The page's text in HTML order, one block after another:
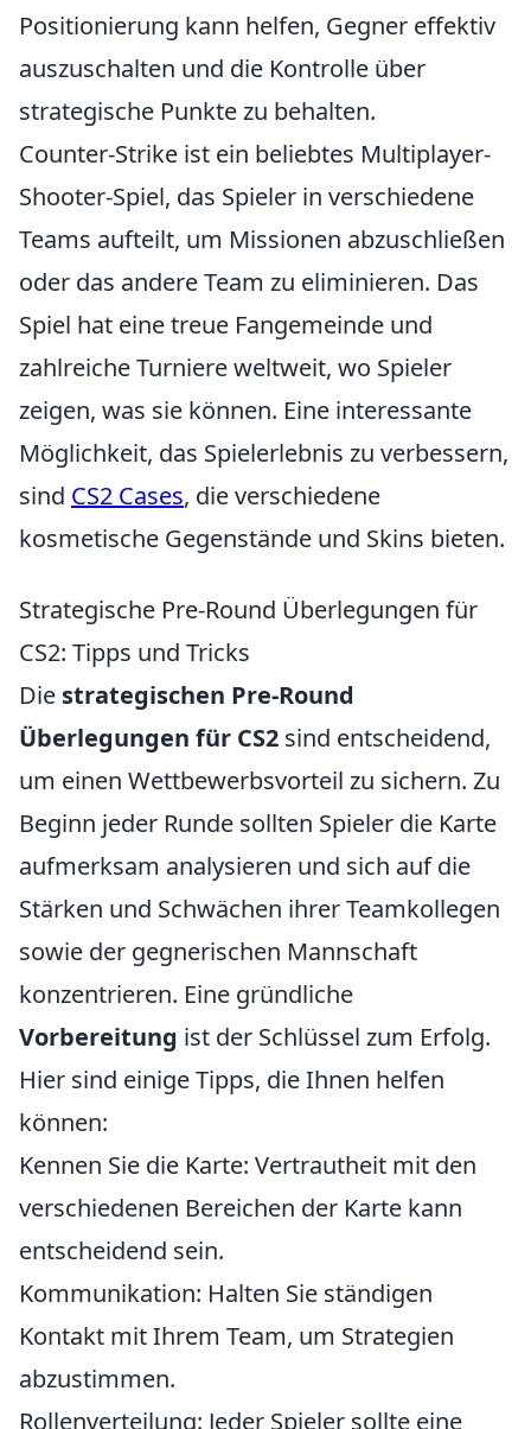
Positionierung kann helfen, Gegner effektiv
auszuschalten und die Kontrolle über
strategische Punkte zu behalten.
Counter-Strike ist ein beliebtes Multiplayer-
Shooter-Spiel, das Spieler in verschiedene
Teams aufteilt, um Missionen abzuschließen
oder das andere Team zu eliminieren. Das
Spiel hat eine treue Fangemeinde und
zahlreiche Turniere weltweit, wo Spieler
zeigen, was sie können. Eine interessante
Möglichkeit, das Spielerlebnis zu verbessern,
sind CS2 Cases, die verschiedene
kosmetische Gegenstände und Skins bieten.
Strategische Pre-Round Überlegungen für
CS2: Tipps und Tricks
Die strategischen Pre-Round
Überlegungen für CS2 sind entscheidend,
um einen Wettbewerbsvorteil zu sichern. Zu
Beginn jeder Runde sollten Spieler die Karte
aufmerksam analysieren und sich auf die
Stärken und Schwächen ihrer Teamkollegen
sowie der gegnerischen Mannschaft
konzentrieren. Eine gründliche
Vorbereitung ist der Schlüssel zum Erfolg.
Hier sind einige Tipps, die Ihnen helfen
können:
Kennen Sie die Karte: Vertrautheit mit den
verschiedenen Bereichen der Karte kann
entscheidend sein.
Kommunikation: Halten Sie ständigen
Kontakt mit Ihrem Team, um Strategien
abzustimmen.
Rollenverteilung: Jeder Spieler sollte eine